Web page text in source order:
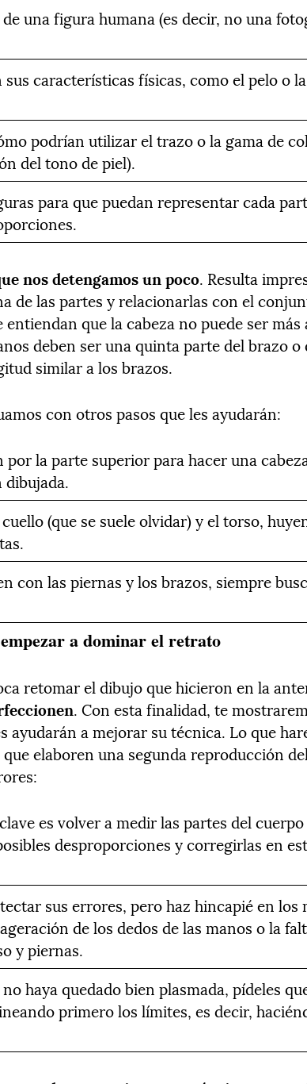
una figura humana (es decir, no una
sus características físicas, como el pelo o
podrían utilizar el trazo o la gama de
del tono de piel).
para que puedan representar cada
nos detengamos un poco. Resulta
de las partes y relacionarlas con el
que la cabeza no puede ser más
deben ser una quinta parte del brazo o
similar a los brazos.
con otros pasos que les ayudarán:
por la parte superior para hacer una
(que se suele olvidar) y el torso,
con las piernas y los brazos, siempre
a dominar el retrato
retomar el dibujo que hicieron en la
. Con esta finalidad, te
ayudarán a mejorar su técnica. Lo que
elaboren una segunda reproducción
es volver a medir las partes del
desproporciones y corregirlas en
sus errores, pero haz hincapié en los
de los dedos de las manos o la
y piernas.
haya quedado bien plasmada, pídeles
primero los límites, es decir,